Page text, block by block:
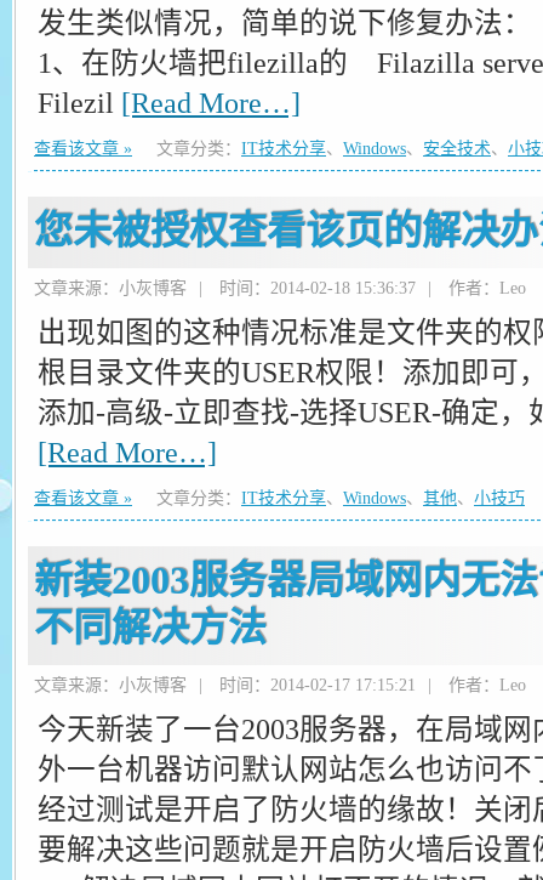
发生类似情况，简单的说下修复办法：
1、在防火墙把filezilla的 Filazilla
Filezil [Read More…]
查看该文章 » 文章分类： IT技术分享、 Windows、 安全技术、 小
您未被授权查看该页的解决
文章来源：小灰博客 时间：2014-02-18 15:36:37 作者：Leo
出现如图的这种情况标准是文件夹的
根目录文件夹的USER权限！添加即可
添加-高级-立即查找-选择USER-确定，
[Read More…]
查看该文章 » 文章分类： IT技术分享、 Windows、 其他、 小技巧
新装2003服务器局域网内无
不同解决方法
文章来源：小灰博客 时间：2014-02-17 17:15:21 作者：Leo
今天新装了一台2003服务器，在局域
外一台机器访问默认网站怎么也访问
经过测试是开启了防火墙的缘故！关
要解决这些问题就是开启防火墙后设置